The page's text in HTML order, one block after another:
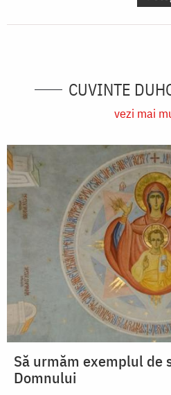
CUVINTE
vezi mai
Să urmăm exemplul de
Domnului